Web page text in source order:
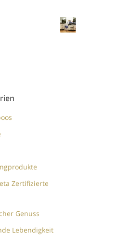
Zertifizierte
Genuss
Lebendigkeit